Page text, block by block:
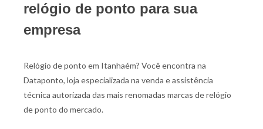
relógio de ponto para sua
empresa
Relógio de ponto em Itanhaém? Você encontra na
Dataponto, loja especializada na venda e assistência
técnica autorizada das mais renomadas marcas de relógio
de ponto do mercado.